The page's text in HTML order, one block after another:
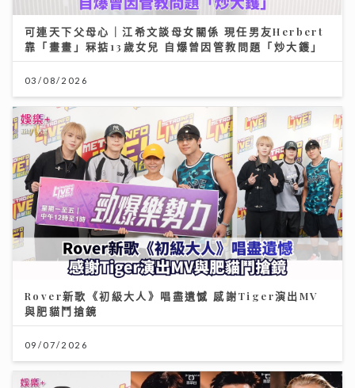
可連天下父母心｜江希文談母女關係 現任男友Herbert
靠「畫畫」冧掂13歲女兒 自爆曾因管教問題「炒大鑊」
03/08/2026
Rover新歌《初級大人》唱盡遺憾 感謝Tiger演出MV
與肥貓鬥搶鏡
09/07/2026